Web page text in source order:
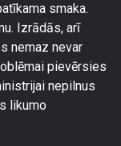
smaka.
Izrādās, arī
nemaz nevar
pievērsies
nepilnus
likumo